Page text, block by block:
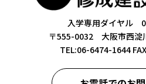
入学専用ダイヤル
〒555-0032 大阪市西淀
TEL:06-6474-1644